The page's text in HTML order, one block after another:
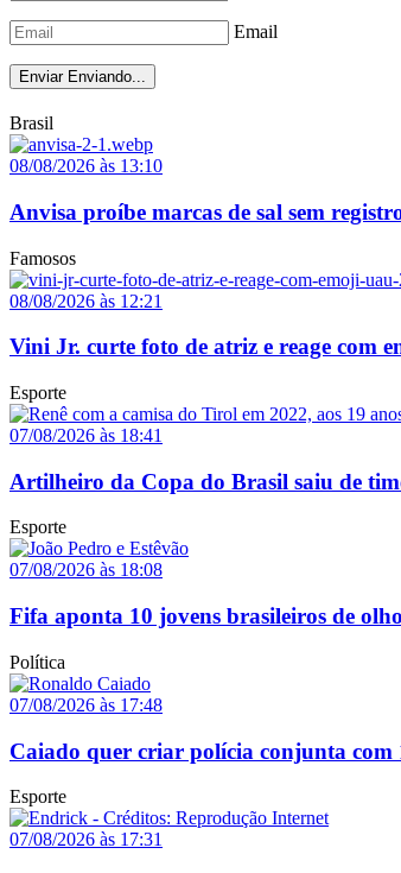
Email
Enviar Enviando...
Brasil
08/08/2026 às 13:10
Anvisa proíbe marcas de sal sem
Famosos
08/08/2026 às 12:21
Vini Jr. curte foto de atriz e reage com
Esporte
07/08/2026 às 18:41
Artilheiro da Copa do Brasil saiu de
Esporte
07/08/2026 às 18:08
Fifa aponta 10 jovens brasileiros de
Política
07/08/2026 às 17:48
Caiado quer criar polícia conjunta com
Esporte
07/08/2026 às 17:31